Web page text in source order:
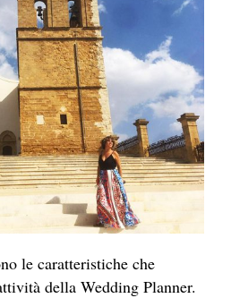
le caratteristiche che
della Wedding Planner.